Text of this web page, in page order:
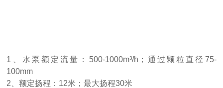
1、 水泵额定流量：500-1000m³/h；通过颗粒直径75-
100mm
2、额定扬程： 12米；最大扬程30米